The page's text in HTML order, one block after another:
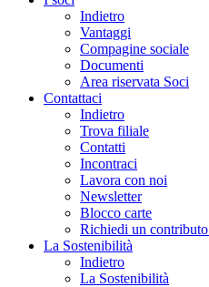
Indietro
Vantaggi
Compagine sociale
Documenti
Area riservata Soci
Contattaci
Indietro
Trova filiale
Contatti
Incontraci
Lavora con noi
Newsletter
Blocco carte
Richiedi un
La Sostenibilità
Indietro
La Sostenibilità